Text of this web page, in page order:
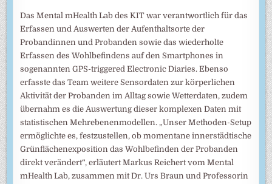
Das Mental mHealth Lab des KIT war verantwortlich für das
Erfassen und Auswerten der Aufenthaltsorte der
Probandinnen und Probanden sowie das wiederholte
Erfassen des Wohlbefindens auf den Smartphones in
sogenannten GPS-triggered Electronic Diaries. Ebenso
erfasste das Team weitere Sensordaten zur körperlichen
Aktivität der Probanden im Alltag sowie Wetterdaten, zudem
übernahm es die Auswertung dieser komplexen Daten mit
statistischen Mehrebenenmodellen. „Unser Methoden-Setup
ermöglichte es, festzustellen, ob momentane innerstädtische
Grünflächenexposition das Wohlbefinden der Probanden
direkt verändert“, erläutert Markus Reichert vom Mental
mHealth Lab, zusammen mit Dr. Urs Braun und Professorin